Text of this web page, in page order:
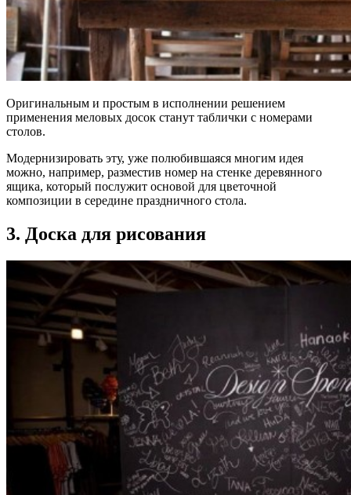
Оригинальным и простым в исполнении решением
применения меловых досок станут таблички с номерами
столов.
Модернизировать эту, уже полюбившаяся многим идея
можно, например, разместив номер на стенке деревянного
ящика, который послужит основой для цветочной
композиции в середине праздничного стола.
3. Доска для рисования